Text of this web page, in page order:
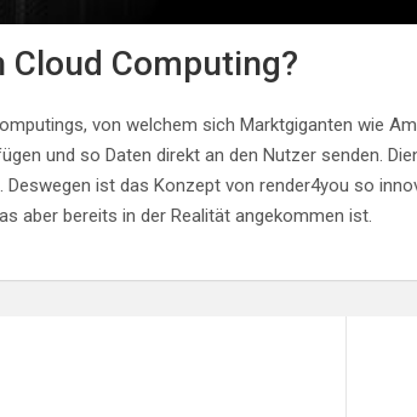
Computing?
von welchem sich Marktgiganten wie
und so Daten direkt an den Nutzer senden.
ist das Konzept von render4you so
aber bereits in der Realität angekommen ist.